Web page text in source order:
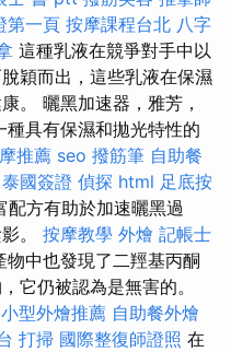
第一頁 按摩課程台北 八字
這種乳液在競爭對手中以
穎而出，這些乳液在保濕
。 曬黑加速器，雅芳，
種具有保濕和拋光特性的
推薦 seo 撥筋筆 自助餐
泰國簽證 偵探 html 足底按
方有助於加速曬黑過
。 按摩教學 外燴 記帳士
中也發現了二羥基丙酮
它仍被認為是無害的。
小型外燴推薦 自助餐外燴
打掃 國際整復師證照 在